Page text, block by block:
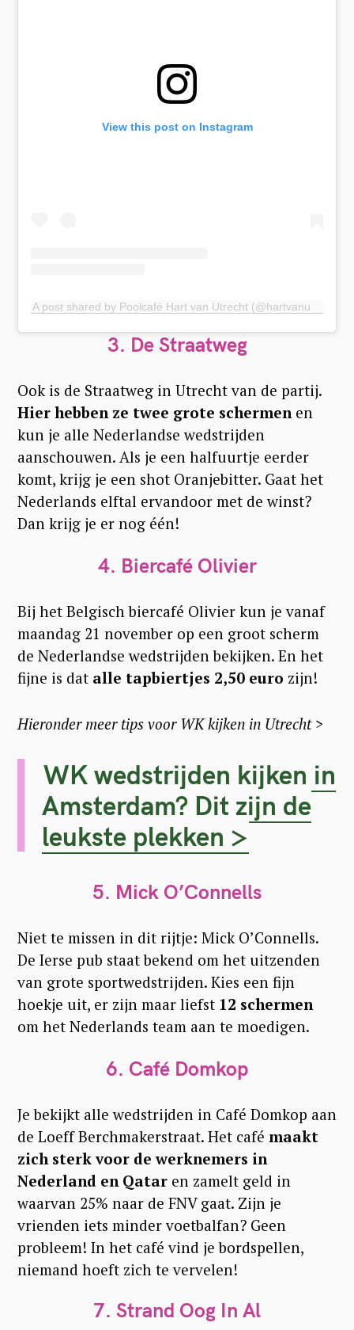
View this post on Instagram
3. De Straatweg
Ook is de Straatweg in Utrecht van de partij.
Hier hebben ze twee grote schermen en
kun je alle Nederlandse wedstrijden
aanschouwen. Als je een halfuurtje eerder
komt, krijg je een shot Oranjebitter. Gaat het
Nederlands elftal ervandoor met de winst?
Dan krijg je er nog één!
4. Biercafé Olivier
Bij het Belgisch biercafé Olivier kun je vanaf
maandag 21 november op een groot scherm
de Nederlandse wedstrijden bekijken. En het
fijne is dat alle tapbiertjes 2,50 euro zijn!
Hieronder meer tips voor WK kijken in Utrecht >
WK wedstrijden kijken in
Amsterdam? Dit zijn de
leukste plekken >
5. Mick O’Connells
Niet te missen in dit rijtje: Mick O’Connells.
De Ierse pub staat bekend om het uitzenden
van grote sportwedstrijden. Kies een fijn
hoekje uit, er zijn maar liefst 12 schermen
om het Nederlands team aan te moedigen.
6. Café Domkop
Je bekijkt alle wedstrijden in Café Domkop aan
de Loeff Berchmakerstraat. Het café maakt
zich sterk voor de werknemers in
Nederland en Qatar en zamelt geld in
waarvan 25% naar de FNV gaat. Zijn je
vrienden iets minder voetbalfan? Geen
probleem! In het café vind je bordspellen,
niemand hoeft zich te vervelen!
7. Strand Oog In Al